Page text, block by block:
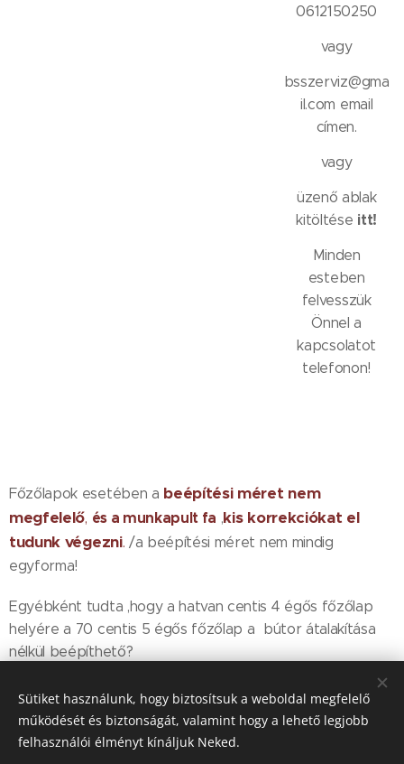
0612150250
vagy
bsszerviz@gma
il.com email
címen.
vagy
üzenő ablak
kitöltése itt!
Minden
esteben
felvesszük
Önnel a
kapcsolatot
telefonon!
Főzőlapok esetében a beépítési méret nem
megfelelő, és a munkapult fa ,kis korrekciókat el
tudunk végezni. /a beépítési méret nem mindig
egyforma!
Egyébként tudta ,hogy a hatvan centis 4 égős főzőlap
helyére a 70 centis 5 égős főzőlap a bútor átalakítása
nélkül beépíthető?
Hívjon mostés még egy pár érdekességet elárulunk.
tel:0612150250
Sütiket használunk, hogy biztosítsuk a weboldal megfelelő
működését és biztonságát, valamint hogy a lehető legjobb
felhasználói élményt kínáljuk Neked.